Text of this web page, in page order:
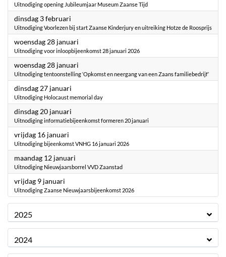
Uitnodiging opening Jubileumjaar Museum Zaanse Tijd
dinsdag 3 februari
Uitnodiging Voorlezen bij start Zaanse Kinderjury en uitreiking Hotze de Roosprijs
woensdag 28 januari
Uitnodiging voor inloopbijeenkomst 28 januari 2026
woensdag 28 januari
Uitnodiging tentoonstelling ‘Opkomst en neergang van een Zaans familiebedrijf’
dinsdag 27 januari
Uitnodiging Holocaust memorial day
dinsdag 20 januari
Uitnodiging informatiebijeenkomst formeren 20 januari
vrijdag 16 januari
Uitnodiging bijeenkomst VNHG 16 januari 2026
maandag 12 januari
Uitnodiging Nieuwjaarsborrel VVD Zaanstad
vrijdag 9 januari
Uitnodiging Zaanse Nieuwjaarsbijeenkomst 2026
2025
2024